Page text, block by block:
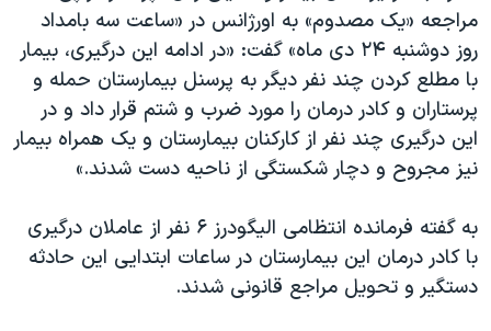
مراجعه «یک مصدوم» به اورژانس در «ساعت سه بامداد
روز دوشنبه ۲۴ دی ماه» گفت: «در ادامه این درگیری، بیمار
با مطلع کردن چند نفر دیگر به پرسنل بیمارستان حمله و
پرستاران و کادر درمان را مورد ضرب و شتم قرار داد و در
این درگیری چند نفر از کارکنان بیمارستان و یک همراه بیمار
نیز مجروح و دچار شکستگی از ناحیه دست شدند.»
به گفته فرمانده انتظامی الیگودرز ۶ نفر از عاملان درگیری
با کادر درمان این بیمارستان در ساعات ابتدایی این حادثه
دستگیر و تحویل مراجع قانونی شدند.